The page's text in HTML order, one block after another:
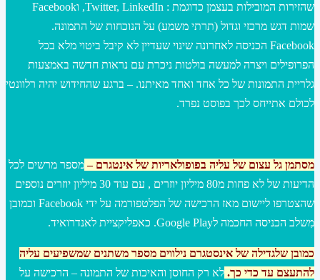
שהזירות המובילות בעצמן כדוגמת : Twitter, LinkedIn, וFacebook
שמות דגש מרכזי וגדול (תרתי משמע) על הנוכחות של התמונה.
Facebook הכניסה לאחרונה שינוי שעדיין לא קיבל ביטוי מלא בכל
הפרופילים ויצרה למעשה בולטות ניכרת עם נראות חדשה באמצעות
גלריית התמונות של כל אחד ואחד מאיתנו. – ברגע שהחידוש יהיה רלוונטי
לכולם אתייחס לכך בפוסט נפרד.
מסתמן גל עצום של עליה בפופולאריות של אינטגרם –מספר מרשים לכל
הדיעות של לא פחות מ80 מיליון יוזרים , עם עוד 30 מיליון יוזרים נוספים
שהצטרפו ליישום מאז הרכישה של הפלטפורמה על ידי Facebook וכמובן
מִשלב הכניסה החכמה לGoogle Play. כאפליקציית לאנדרואיד.
כמובן שלגדילה של אינסטגרם נילווים מספר משתנים שמשפיעים עליה
להתעצם עד כדי כך. לא רק החוסן והאיכות של התמונה – הרכישה על